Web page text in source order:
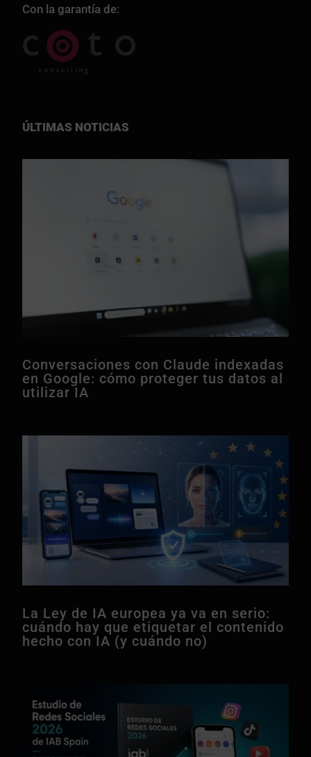
Con la garantía de:
ÚLTIMAS NOTICIAS
Conversaciones con Claude indexadas
en Google: cómo proteger tus datos al
utilizar IA
La Ley de IA europea ya va en serio:
cuándo hay que etiquetar el contenido
hecho con IA (y cuándo no)